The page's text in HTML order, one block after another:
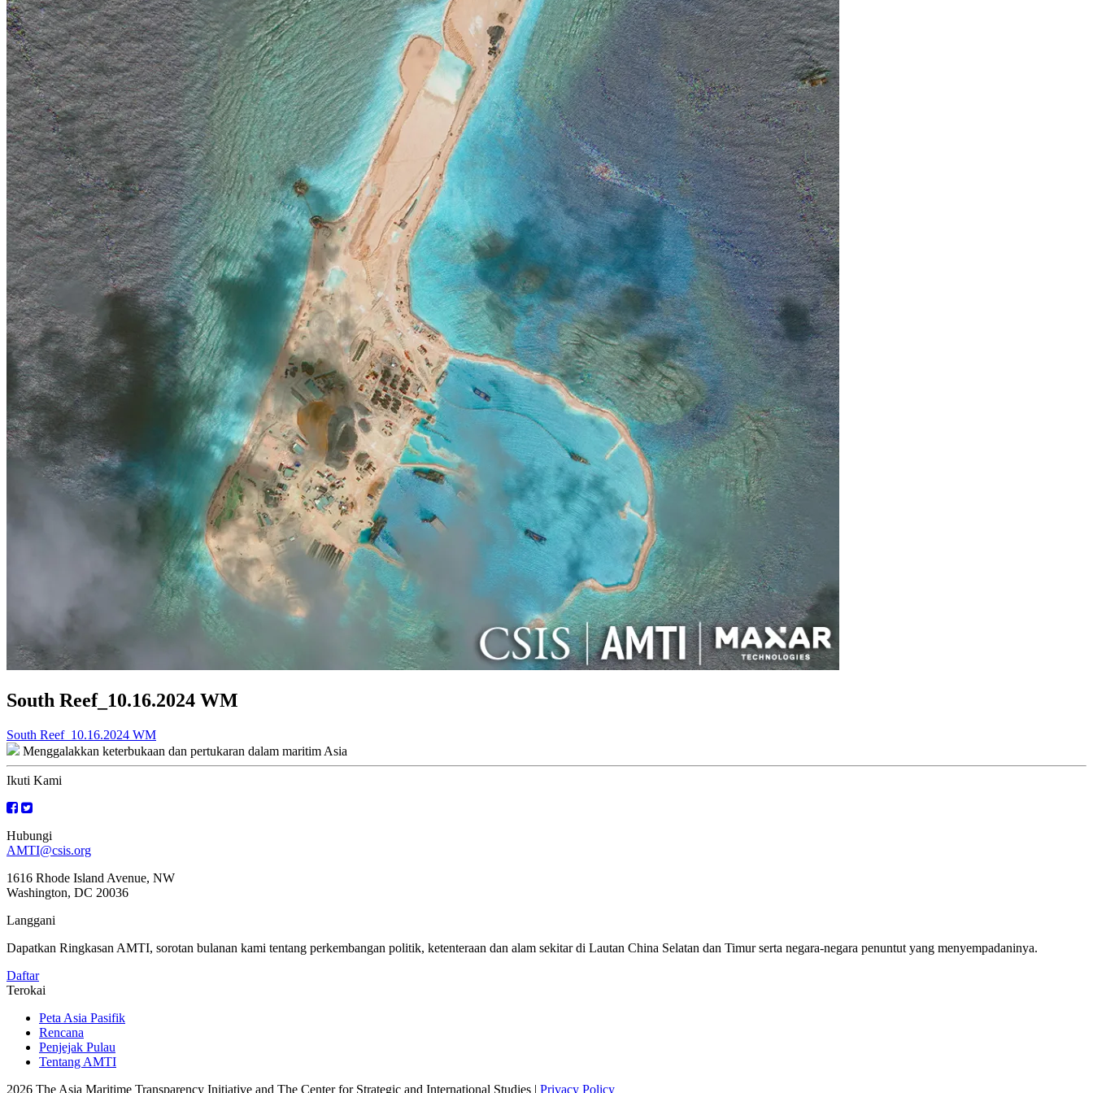
South Reef_10.16.2024 WM
Navigasi
kiriman
South Reef_10.16.2024 WM
Menggalakkan keterbukaan dan pertukaran dalam maritim Asia
Ikuti Kami
Hubungi
AMTI@csis.org
1616 Rhode Island Avenue, NW
Washington, DC 20036
Langgani
Dapatkan Ringkasan AMTI, sorotan bulanan kami tentang perkembangan politik, ketenteraan dan alam sekitar di Lautan China Selatan dan Timur serta negara-negara penuntut yang menyempadaninya.
Daftar
Terokai
Peta Asia Pasifik
Rencana
Penjejak Pulau
Tentang AMTI
2026 The Asia Maritime Transparency Initiative and The Center for Strategic and International Studies | Privacy Policy